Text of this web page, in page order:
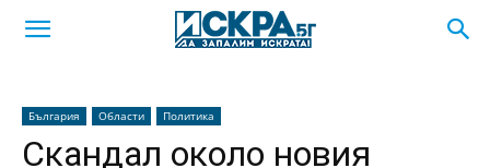
България Области Политика
Скандал около новия